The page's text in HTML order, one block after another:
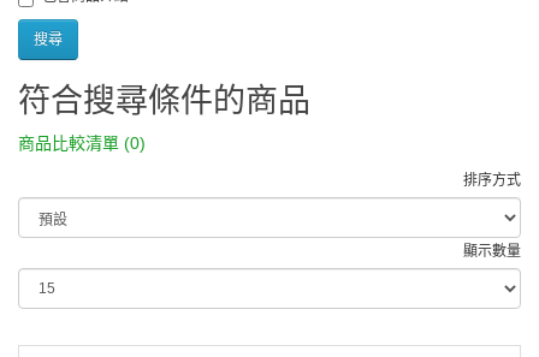
符合搜尋條件的商品
商品比較清單 (0)
排序方式
顯示數量